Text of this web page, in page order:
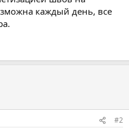
каждый день, все
#2